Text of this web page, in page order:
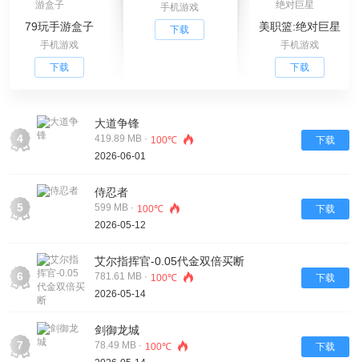
79玩手游盒子
手机游戏
下载
手机游戏
下载
美职篮:绝对巨星
手机游戏
下载
4
大道争锋
419.89 MB · 100℃
2026-06-01
下载
5
侍忍者
599 MB · 100℃
2026-05-12
下载
6
艾尔指挥官-0.05代金双倍买断
781.61 MB · 100℃
2026-05-14
下载
7
剑御龙城
78.49 MB · 100℃
下载